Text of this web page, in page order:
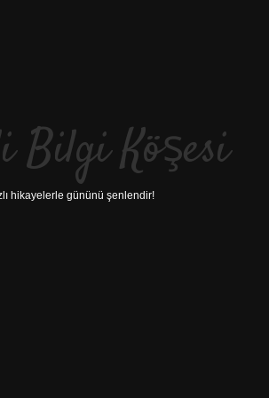
Bilgi Köşesi
hikayelerle gününü şenlendir!